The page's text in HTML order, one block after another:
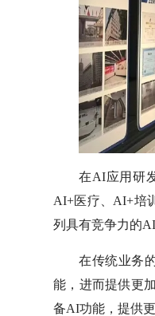
在AI应用研
AI+医疗、AI+培
列具有竞争力的
在传统业务
能，进而提供更
备AI功能，提供